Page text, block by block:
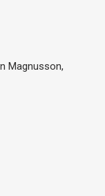
Magnusson,